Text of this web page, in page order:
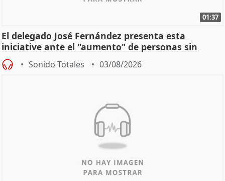
01:37
El delegado José Fernández presenta esta
iniciative ante el "aumento" de personas sin
hogar en Madri
Sonido Totales 03/08/2026